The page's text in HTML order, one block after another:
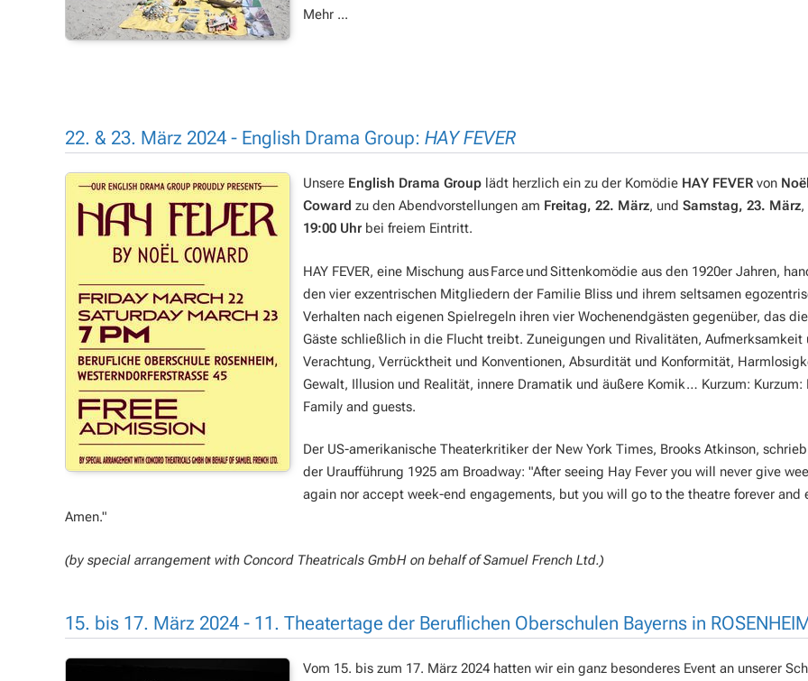
Mehr ...
22. & 23. März 2024 - English Drama Group: HAY FEVER
Unsere English Drama Grouplädt herzlich ein zu der Komödie HAY FEVERvon Noël
Coward zu den Abendvorstellungen am Freitag, 22. März, und Samstag, 23. März,
19:00 Uhrbei freiem Eintritt.
HAY FEVER, eine Mischung aus Farce und Sittenkomödie aus den 1920er Jahren,
den vier exzentrischen Mitgliedern der Familie Bliss und ihrem seltsamen
Verhalten nach eigenen Spielregeln ihren vier Wochenendgästen gegenüber, das
Gäste schließlich in die Flucht treibt. Zuneigungen und Rivalitäten, Aufmerksamkeit
Verachtung, Verrücktheit und Konventionen, Absurdität und Konformität,
Gewalt, Illusion und Realität, innere Dramatik und äußere Komik… Kurzum: Kurzum:
Family and guests.
Der US-amerikanische Theaterkritiker der New York Times, Brooks Atkinson,
der Uraufführung 1925 am Broadway: "After seeing Hay Fever you will never give
again nor accept week-end engagements, but you will go to the theatre forever and
Amen."
(by special arrangement with Concord Theatricals GmbH on behalf of Samuel French Ltd.)
15. bis 17. März 2024 - 11. Theatertage der Beruflichen Oberschulen Bayerns in
Vom 15. bis zum 17. März 2024 hatten wir ein ganz besonderes Event an unserer